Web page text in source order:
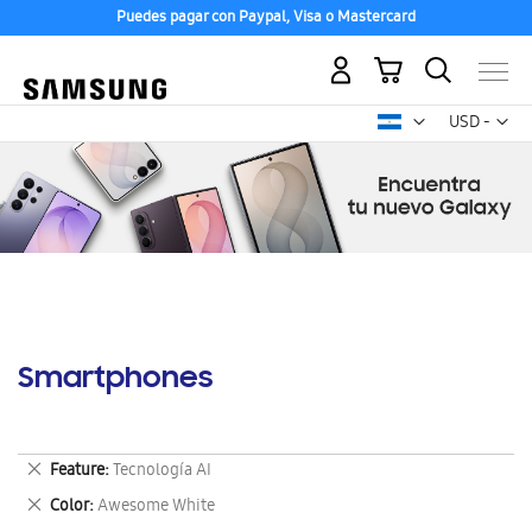
Puedes pagar con Paypal, Visa o Mastercard
USD -
dólar
Mi carrito
Smartphones
Feature Tecnología AI
Eliminar
este
artículo
Color Awesome White
Eliminar